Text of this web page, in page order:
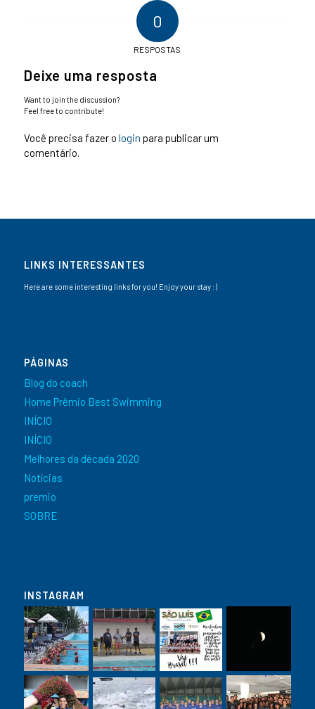
0
RESPOSTAS
Deixe uma resposta
Want to join the discussion?
Feel free to contribute!
Você precisa fazer o login para publicar um
comentário.
LINKS INTERESSANTES
Here are some interesting links for you! Enjoy your stay :)
PÁGINAS
Blog do coach
Home Prêmio Best Swimming
INÍCIO
INÍCIO
Melhores da década 2020
Notícias
premio
SOBRE
INSTAGRAM